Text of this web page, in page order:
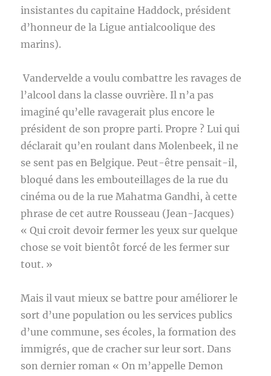
insistantes du capitaine Haddock, président
d’honneur de la Ligue antialcoolique des
marins).
Vandervelde a voulu combattre les ravages de
l’alcool dans la classe ouvrière. Il n’a pas
imaginé qu’elle ravagerait plus encore le
président de son propre parti. Propre ? Lui qui
déclarait qu’en roulant dans Molenbeek, il ne
se sent pas en Belgique. Peut-être pensait-il,
bloqué dans les embouteillages de la rue du
cinéma ou de la rue Mahatma Gandhi, à cette
phrase de cet autre Rousseau (Jean-Jacques)
« Qui croit devoir fermer les yeux sur quelque
chose se voit bientôt forcé de les fermer sur
tout. »
Mais il vaut mieux se battre pour améliorer le
sort d’une population ou les services publics
d’une commune, ses écoles, la formation des
immigrés, que de cracher sur leur sort. Dans
son dernier roman « On m’appelle Demon